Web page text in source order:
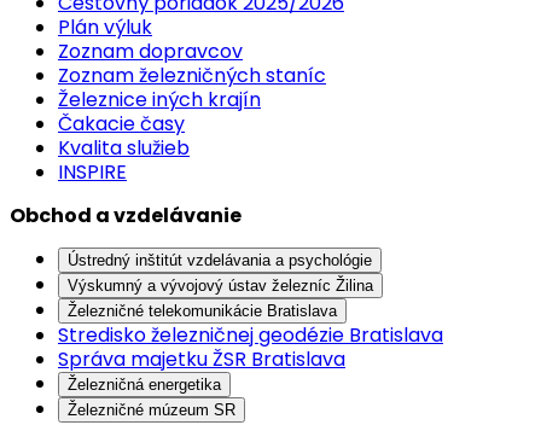
Plán výluk
Zoznam dopravcov
Zoznam železničných staníc
Železnice iných krajín
Čakacie časy
Kvalita služieb
INSPIRE
Obchod a vzdelávanie
Ústredný inštitút vzdelávania a psychológie
Výskumný a vývojový ústav železníc Žilina
Železničné telekomunikácie Bratislava
Stredisko železničnej geodézie Bratislava
Správa majetku ŽSR Bratislava
Železničná energetika
Železničné múzeum SR